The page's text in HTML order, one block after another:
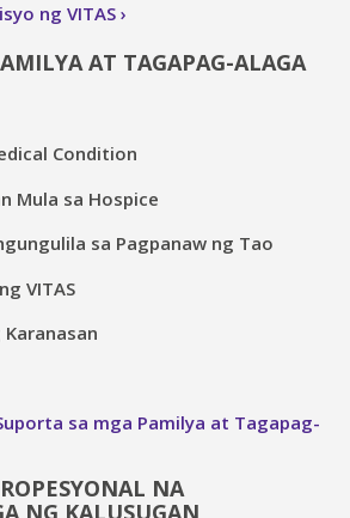
ng VITAS
AT TAGAPAG-ALAGA
Condition
Mula sa Hospice
sa Pagpanaw ng Tao
VITAS
sa mga Pamilya at Tagapag-
NA
NG KALUSUGAN